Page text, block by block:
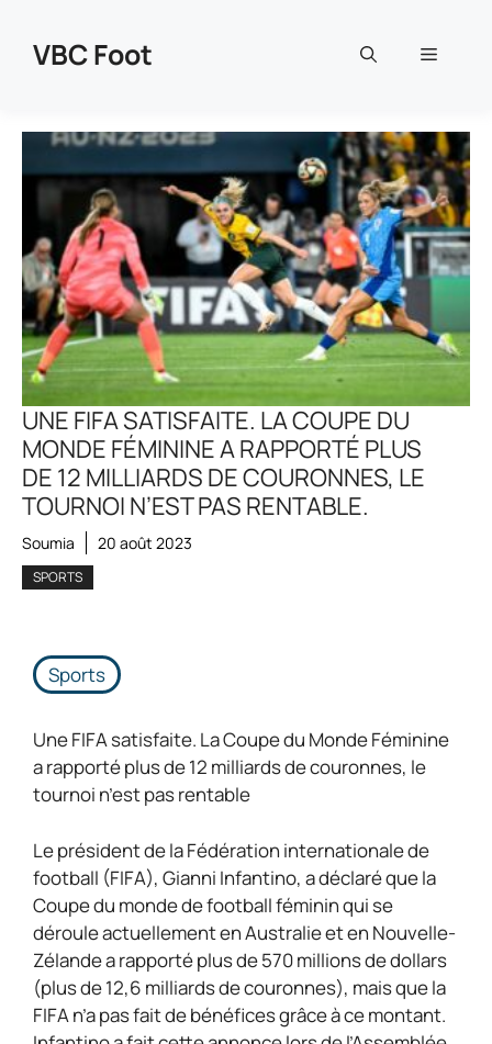
contenuVBC Foot Menu
UNE FIFA SATISFAITE. LA COUPE DU
MONDE FÉMININE A RAPPORTÉ PLUS
DE 12 MILLIARDS DE COURONNES, LE
TOURNOI N’EST PAS RENTABLE.
Soumia 20 août 2023
SPORTS
Sports
Une FIFA satisfaite. La Coupe du Monde Féminine
a rapporté plus de 12 milliards de couronnes, le
tournoi n’est pas rentable
Le président de la Fédération internationale de
football (FIFA), Gianni Infantino, a déclaré que la
Coupe du monde de football féminin qui se
déroule actuellement en Australie et en Nouvelle-
Zélande a rapporté plus de 570 millions de dollars
(plus de 12,6 milliards de couronnes), mais que la
FIFA n’a pas fait de bénéfices grâce à ce montant.